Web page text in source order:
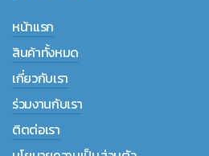
หน้าแรก
สินค้าทั้งหมด
เกี่ยวกับเรา
ร่วมงานกับเรา
ติตต่อเรา